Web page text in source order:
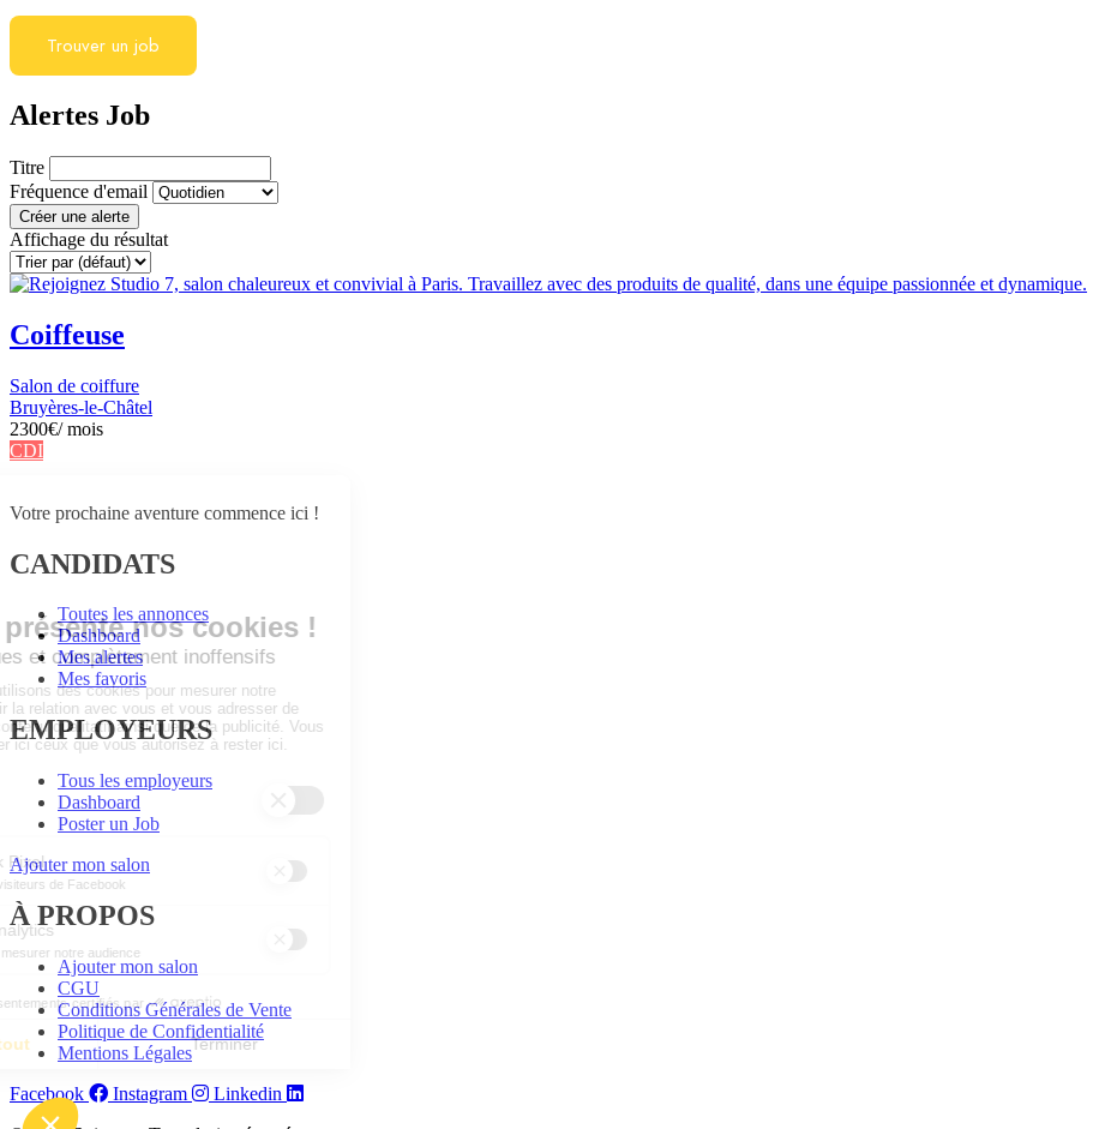
Trouver un job
Alertes Job
Titre
Fréquence d'email
Créer une alerte
Affichage du résultat
Coiffeuse
Salon de coiffure
Bruyères-le-Châtel
2300€/ mois
CDI
Votre prochaine aventure commence ici !
CANDIDATS
Toutes les annonces
Dashboard
Mes alertes
Mes favoris
EMPLOYEURS
Tous les employeurs
Dashboard
Poster un Job
Ajouter mon salon
À PROPOS
Ajouter mon salon
CGU
Conditions Générales de Vente
Politique de Confidentialité
Mentions Légales
Facebook
Instagram
Linkedin